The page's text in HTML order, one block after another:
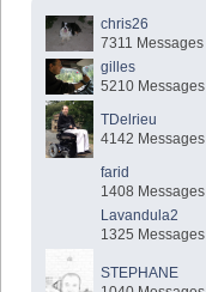
chris26
7311 Messages
gilles
5210 Messages
TDelrieu
4142 Messages
farid
1408 Messages
Lavandula2
1325 Messages
STEPHANE